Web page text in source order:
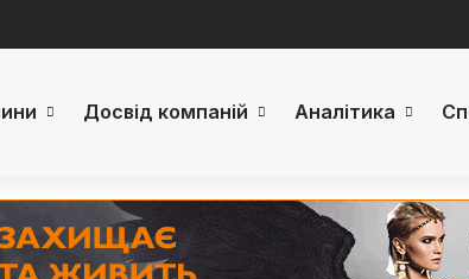
Досвід компаній Аналітика